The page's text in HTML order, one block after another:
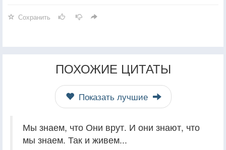
Сохранить
ПОХОЖИЕ ЦИТАТЫ
Показать лучшие
Мы знаем, что Они врут. И они знают, что
мы знаем. Так и живем...